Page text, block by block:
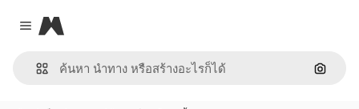
Close menu
Magnific
ค้นหา